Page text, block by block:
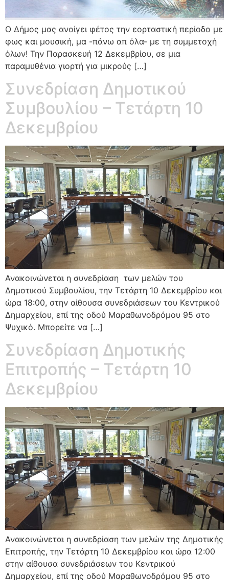
Ο Δήμος μας ανοίγει φέτος την εορταστική περίοδο με
φως και μουσική, μα -πάνω απ όλα- με τη συμμετοχή
όλων! Την Παρασκευή 12 Δεκεμβρίου, σε μια
παραμυθένια γιορτή για μικρούς […]
Συνεδρίαση Δημοτικού
Συμβουλίου – Τετάρτη 10
Δεκεμβρίου
Ανακοινώνεται η συνεδρίαση των μελών του
Δημοτικού Συμβουλίου, την Τετάρτη 10 Δεκεμβρίου και
ώρα 18:00, στην αίθουσα συνεδριάσεων του Κεντρικού
Δημαρχείου, επί της οδού Μαραθωνοδρόμου 95 στο
Ψυχικό. Μπορείτε να […]
Συνεδρίαση Δημοτικής
Επιτροπής – Τετάρτη 10
Δεκεμβρίου
Ανακοινώνεται η συνεδρίαση των μελών της Δημοτικής
Επιτροπής, την Τετάρτη 10 Δεκεμβρίου και ώρα 12:00
στην αίθουσα συνεδριάσεων του Κεντρικού
Δημαρχείου, επί της οδού Μαραθωνοδρόμου 95 στο